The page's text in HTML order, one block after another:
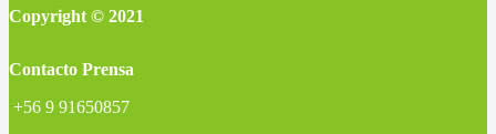
Copyright © 2021
Contacto Prensa
+56 9 91650857